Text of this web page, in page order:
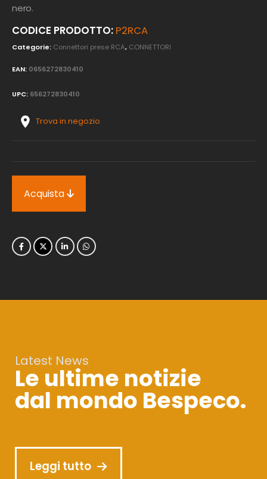
nero.
CODICE PRODOTTO: P2RCA
Categorie: Connettori prese RCA, CONNETTORI
EAN: 0656272830410
UPC: 656272830410
Trova in negozio
Acquista
Latest News
Le ultime notizie
dal mondo Bespeco.
Leggi tutto